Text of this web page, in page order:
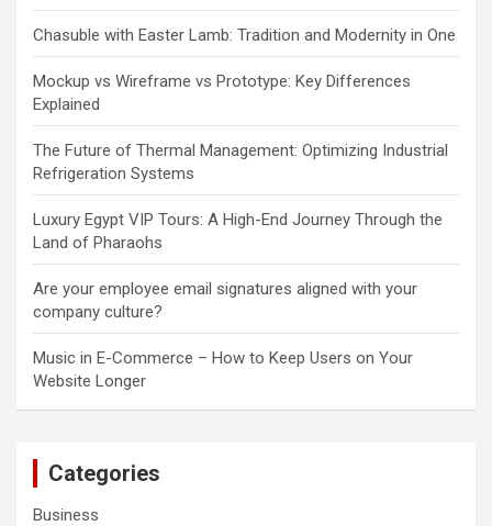
Chasuble with Easter Lamb: Tradition and Modernity in One
Mockup vs Wireframe vs Prototype: Key Differences
Explained
The Future of Thermal Management: Optimizing Industrial
Refrigeration Systems
Luxury Egypt VIP Tours: A High-End Journey Through the
Land of Pharaohs
Are your employee email signatures aligned with your
company culture?
Music in E-Commerce – How to Keep Users on Your
Website Longer
Categories
Business